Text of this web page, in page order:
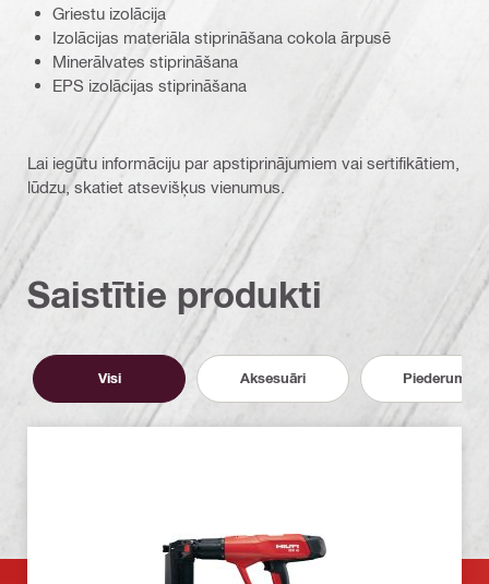
Griestu izolācija
Izolācijas materiāla stiprināšana cokola ārpusē
Minerālvates stiprināšana
EPS izolācijas stiprināšana
Lai iegūtu informāciju par apstiprinājumiem vai sertifikātiem,
lūdzu, skatiet atsevišķus vienumus.
Saistītie produkti
Visi Aksesuāri Piederumi